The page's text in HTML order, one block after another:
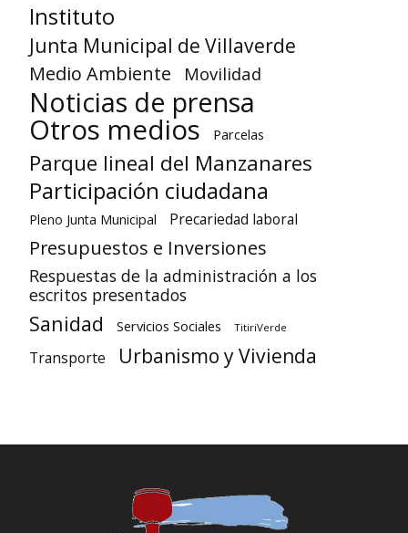
Instituto
Junta Municipal de Villaverde
Medio Ambiente Movilidad
Noticias de prensa
Otros medios Parcelas
Parque lineal del Manzanares
Participación ciudadana
Pleno Junta Municipal Precariedad laboral
Presupuestos e Inversiones
Respuestas de la administración a los
escritos presentados
Sanidad Servicios Sociales TitiriVerde
Transporte Urbanismo y Vivienda